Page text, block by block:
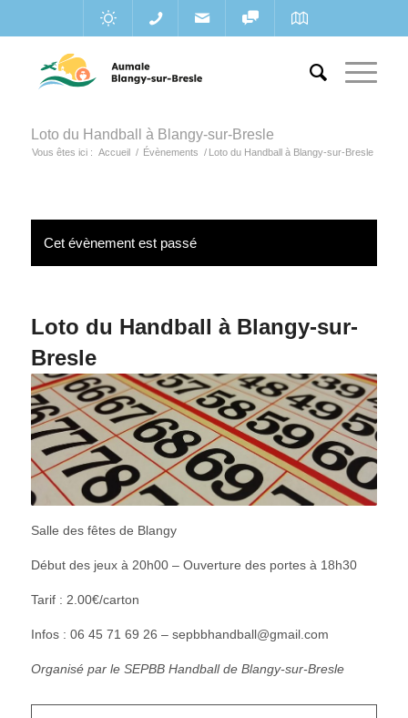
Loto du Handball à Blangy-sur-Bresle
Vous êtes ici : Accueil / Évènements / Loto du Handball à Blangy-sur-Bresle
Cet évènement est passé
Loto du Handball à Blangy-sur-
Bresle
Salle des fêtes de Blangy
Début des jeux à 20h00 – Ouverture des portes à 18h30
Tarif : 2.00€/carton
Infos : 06 45 71 69 26 – sepbbhandball@gmail.com
Organisé par le SEPBB Handball de Blangy-sur-Bresle